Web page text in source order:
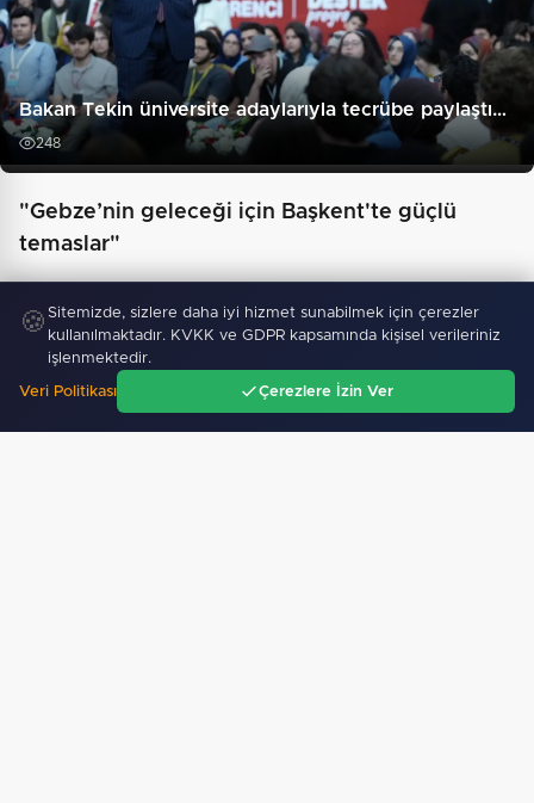
Bakan Tekin üniversite adaylarıyla tecrübe paylaştı…
248
"Gebze’nin geleceği için Başkent'te güçlü
temaslar"
🍪 Sitemizde, sizlere daha iyi hizmet sunabilmek için çerezler
kullanılmaktadır. KVKK ve GDPR kapsamında kişisel verileriniz
işlenmektedir.
Veri Politikası Çerezlere İzin Ver
Gündem Ara Menü